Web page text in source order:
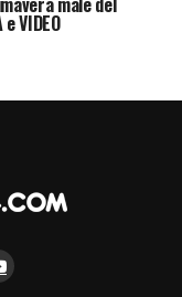
VIDEO